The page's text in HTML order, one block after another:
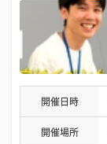
開催日時
開催場所